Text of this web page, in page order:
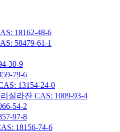
18162-48-6
58479-61-1
30-9
79-6
13154-24-0
실라잔 CAS: 1009-93-4
54-2
97-8
18156-74-6